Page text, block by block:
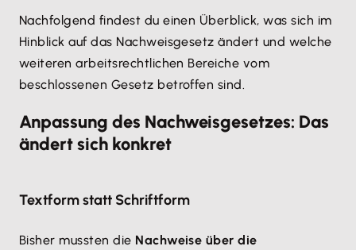
Nachfolgend findest du einen Überblick, was sich im
Hinblick auf das Nachweisgesetz ändert und welche
weiteren arbeitsrechtlichen Bereiche vom
beschlossenen Gesetz betroffen sind.
Anpassung des Nachweisgesetzes: Das
ändert sich konkret
Textform statt Schriftform
Bisher mussten die Nachweise über die